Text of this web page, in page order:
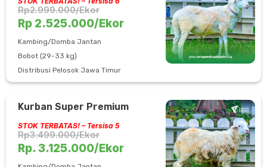
Rp2.999.000/Ekor
Rp 2.525.000/Ekor
Kambing/Domba Jantan
Bobot (29-33 kg)
Distribusi Pelosok Jawa Timur
Kurban Super Premium
STOK TERBATAS! – Tersisa 5
Rp3.499.000/Ekor
Rp. 3.125.000/Ekor